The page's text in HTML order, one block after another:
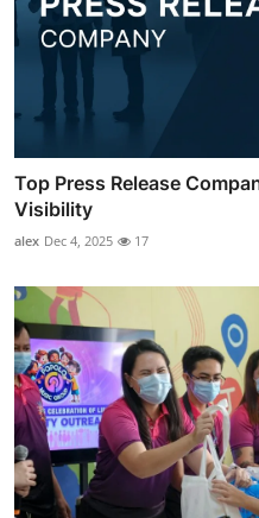
Top Press Release
Visibility
alex Dec 4, 2025 17